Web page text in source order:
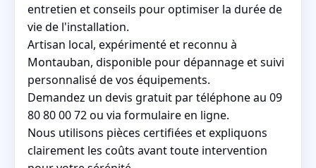
entretien et conseils pour optimiser la durée de
vie de l'installation.
Artisan local, expérimenté et reconnu à
Montauban, disponible pour dépannage et suivi
personnalisé de vos équipements.
Demandez un devis gratuit par téléphone au 09
80 80 00 72 ou via formulaire en ligne.
Nous utilisons pièces certifiées et expliquons
clairement les coûts avant toute intervention